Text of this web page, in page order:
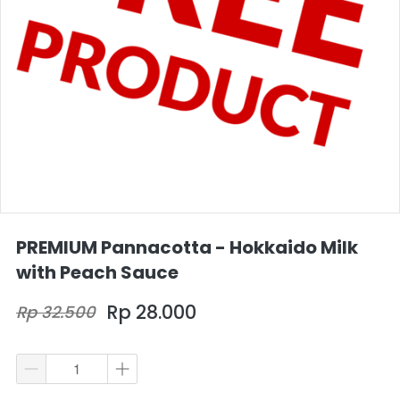
PREMIUM Pannacotta - Hokkaido Milk
with Peach Sauce
Rp 32.500 Rp 28.000